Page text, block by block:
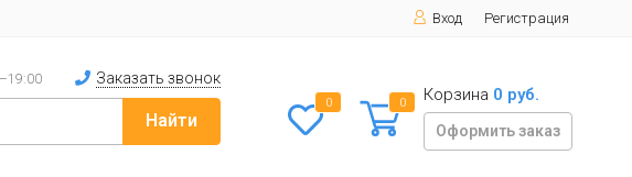
Вход Регистрация
Заказать звонок
Найти
0 0 Корзина 0 руб.
Оформить заказ